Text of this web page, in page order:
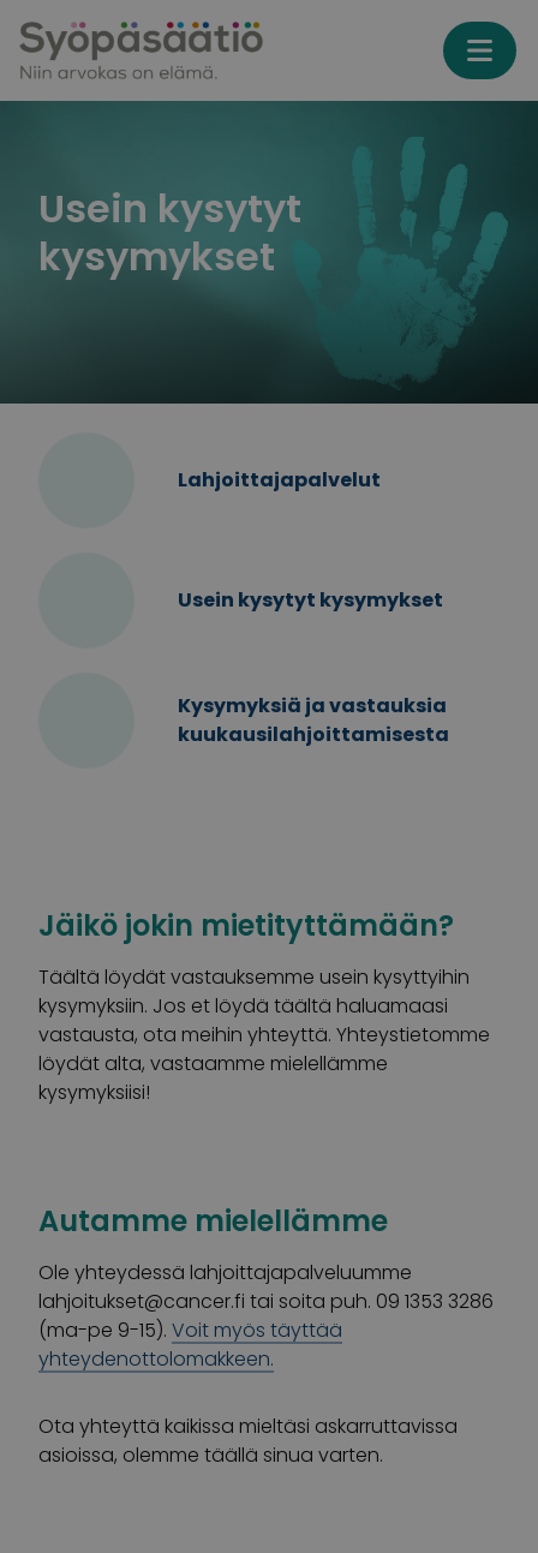
Usein kysytyt
kysymykset
Lahjoittajapalvelut
Usein kysytyt kysymykset
Kysymyksiä ja vastauksia
kuukausilahjoittamisesta
Jäikö jokin mietityttämään?
Täältä löydät vastauksemme usein kysyttyihin
kysymyksiin. Jos et löydä täältä haluamaasi
vastausta, ota meihin yhteyttä. Yhteystietomme
löydät alta, vastaamme mielellämme
kysymyksiisi!
Autamme mielellämme
Ole yhteydessä lahjoittajapalveluumme
lahjoitukset@cancer.fi tai soita puh. 09 1353 3286
(ma-pe 9-15). Voit myös täyttää
yhteydenottolomakkeen.
Ota yhteyttä kaikissa mieltäsi askarruttavissa
asioissa, olemme täällä sinua varten.